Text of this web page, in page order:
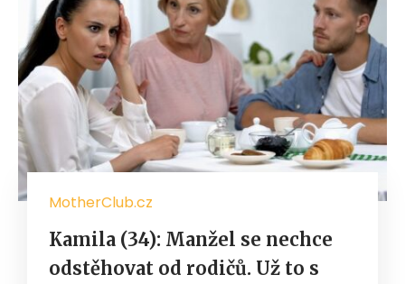
MotherClub.cz
Kamila (34): Manžel se nechce
odstěhovat od rodičů. Už to s